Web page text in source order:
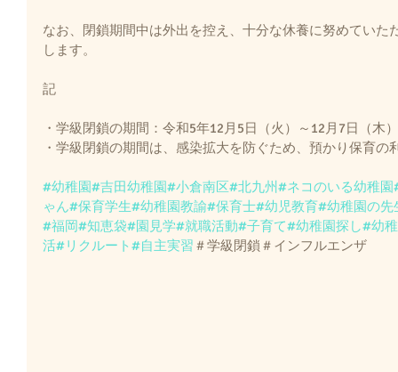
なお、閉鎖期間中は外出を控え、十分な休養に努めていた
します。
記
・学級閉鎖の期間：令和5年12月5日（火）～12月7日（木
・学級閉鎖の期間は、感染拡大を防ぐため、預かり保育の
#幼稚園#吉田幼稚園#小倉南区#北九州#ネコのいる幼稚園
ゃん#保育学生#幼稚園教諭#保育士#幼児教育#幼稚園の先
#福岡#知恵袋#園見学#就職活動#子育て#幼稚園探し#幼
活#リクルート#自主実習 ＃学級閉鎖＃インフルエンザ